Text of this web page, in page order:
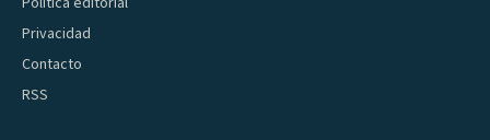
Privacidad
Contacto
RSS